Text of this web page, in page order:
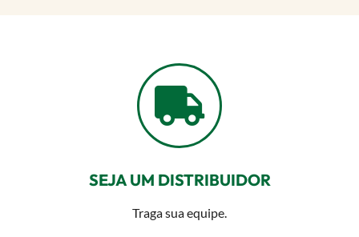
SEJA UM DISTRIBUIDOR
Traga sua equipe.